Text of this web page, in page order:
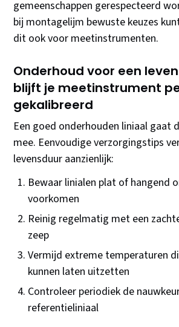
gemeenschappen gerespecteerd
bij montagelijm bewuste keuzes
dit ook voor meetinstrumenten.
Onderhoud voor een
blijft je meetinstrument
gekalibreerd
Een goed onderhouden liniaal gaat
mee. Eenvoudige verzorgingstips
levensduur aanzienlijk:
Bewaar linialen plat of hangend
voorkomen
Reinig regelmatig met een
zeep
Vermijd extreme temperaturen
kunnen laten uitzetten
Controleer periodiek de
referentieliniaal